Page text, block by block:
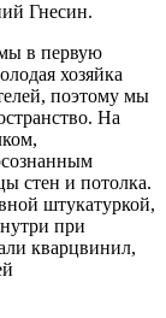
Гнесин.
в первую
хозяйка
поэтому мы
На
стен и потолка.
штукатуркой,
при
кварцвинил,